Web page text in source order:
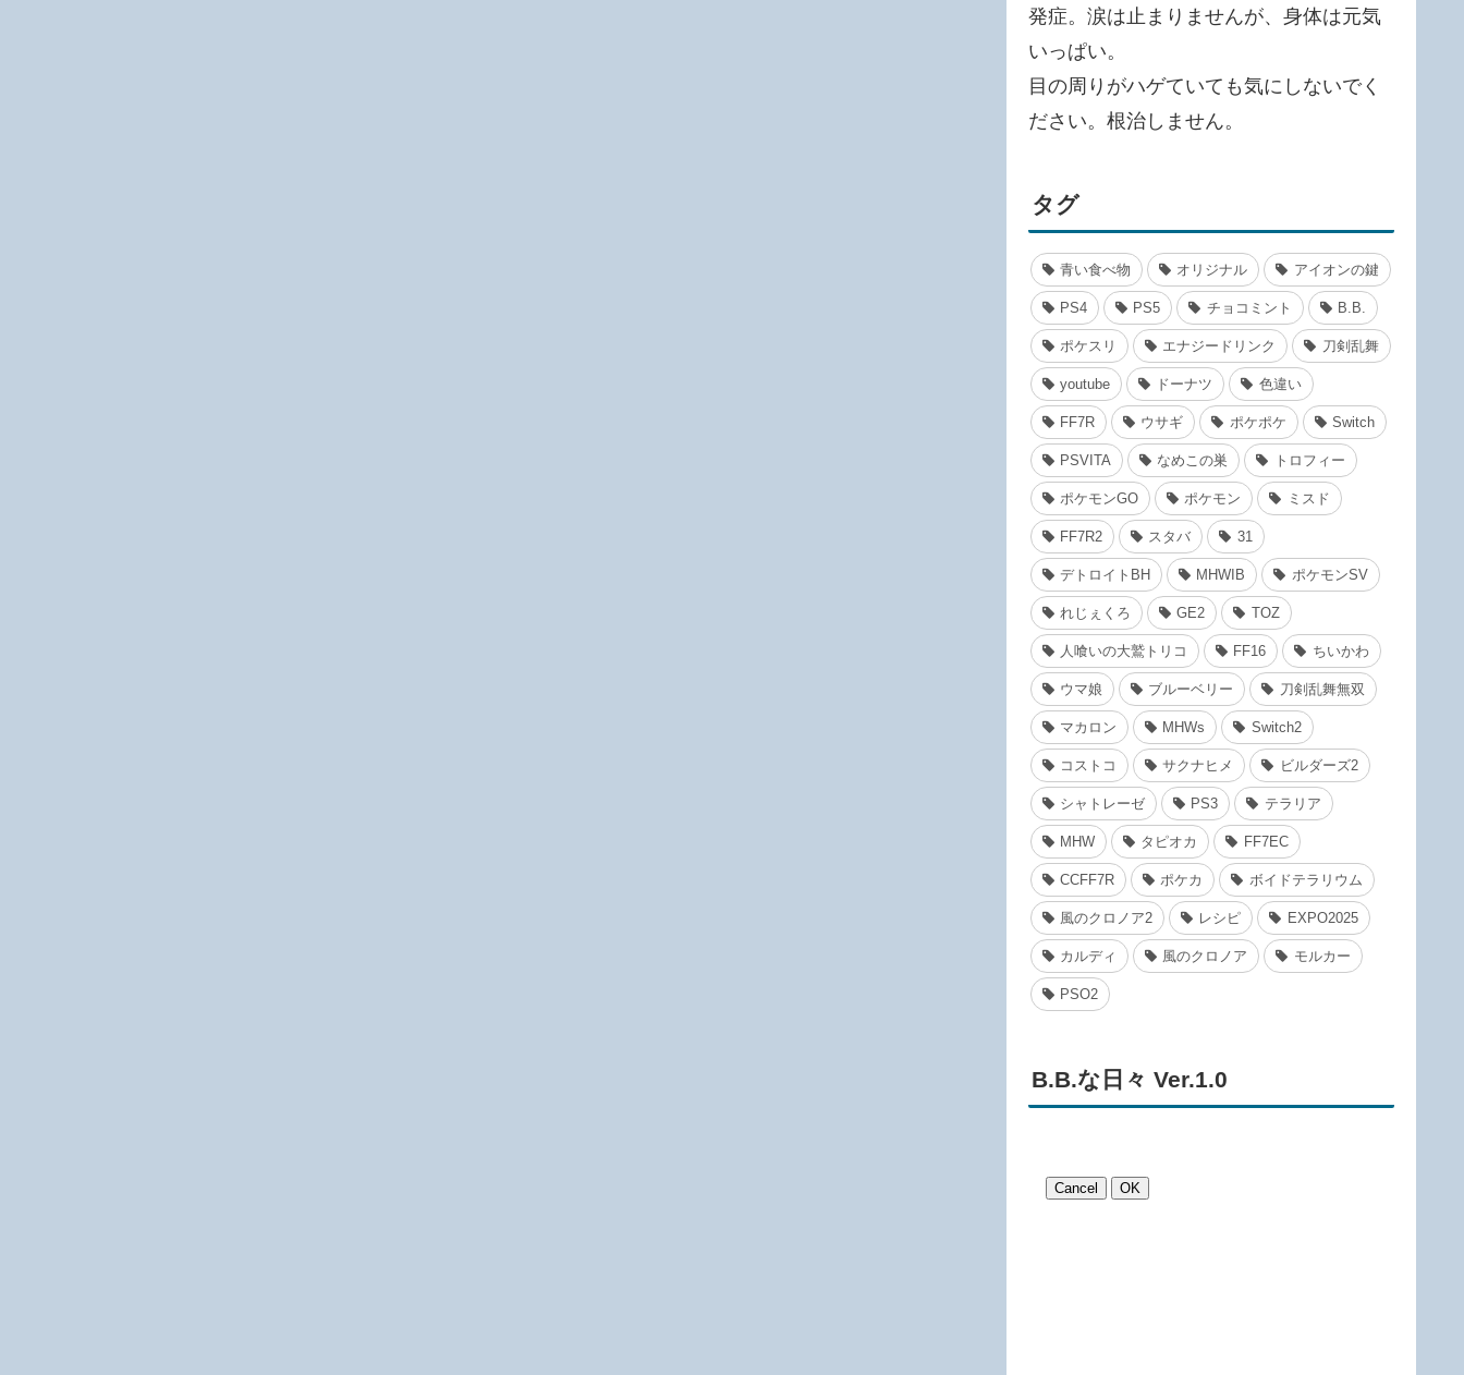
発症。涙は止まりませんが、身体は元気
いっぱい。
目の周りがハゲていても気にしないでく
ださい。根治しません。
タグ
青い食べ物 オリジナル アイオンの鍵
PS4 PS5 チョコミント B.B.
ポケスリ エナジードリンク 刀剣乱舞
youtube ドーナツ 色違い
FF7R ウサギ ポケポケ Switch
PSVITA なめこの巣 トロフィー
ポケモンGO ポケモン ミスド
FF7R2 スタバ 31
デトロイトBH MHWIB ポケモンSV
れじぇくろ GE2 TOZ
人喰いの大鷲トリコ FF16 ちいかわ
ウマ娘 ブルーベリー 刀剣乱舞無双
マカロン MHWs Switch2
コストコ サクナヒメ ビルダーズ2
シャトレーゼ PS3 テラリア
MHW タピオカ FF7EC
CCFF7R ポケカ ボイドテラリウム
風のクロノア2 レシピ EXPO2025
カルディ 風のクロノア モルカー
PSO2
B.B.な日々 Ver.1.0